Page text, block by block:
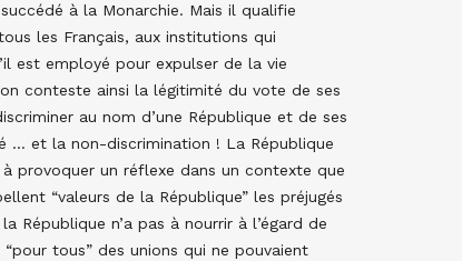
à la Monarchie. Mais il qualifie
les Français, aux institutions qui
est employé pour expulser de la vie
conteste ainsi la légitimité du vote de ses
au nom d’une République et de ses
… et la non-discrimination ! La République
provoquer un réflexe dans un contexte que
“valeurs de la République” les préjugés
n’a pas à nourrir à l’égard de
tous” des unions qui ne pouvaient